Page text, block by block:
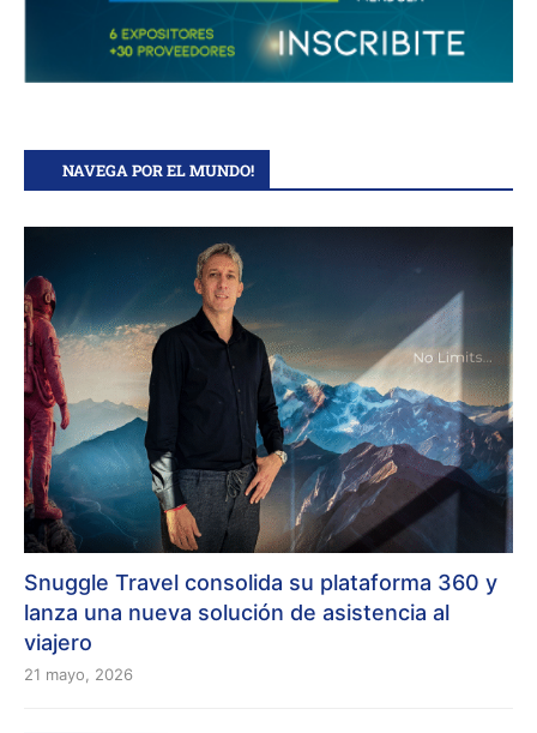
NAVEGA POR EL MUNDO!
Snuggle Travel consolida su plataforma 360 y
lanza una nueva solución de asistencia al
viajero
21 mayo, 2026